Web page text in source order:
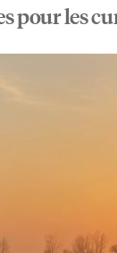
pour les